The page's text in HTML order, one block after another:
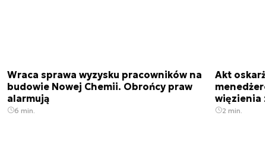
Wraca sprawa wyzysku pracowników na
budowie Nowej Chemii. Obrońcy praw
alarmują
6 min.
Akt
więzienia
2 min.